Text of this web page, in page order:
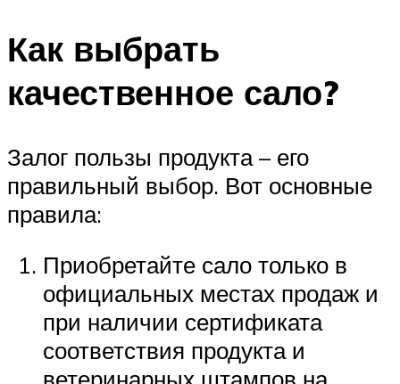
Как выбрать
качественное сало?
Залог пользы продукта – его
правильный выбор. Вот основные
правила:
Приобретайте сало только в
официальных местах продаж и
при наличии сертификата
соответствия продукта и